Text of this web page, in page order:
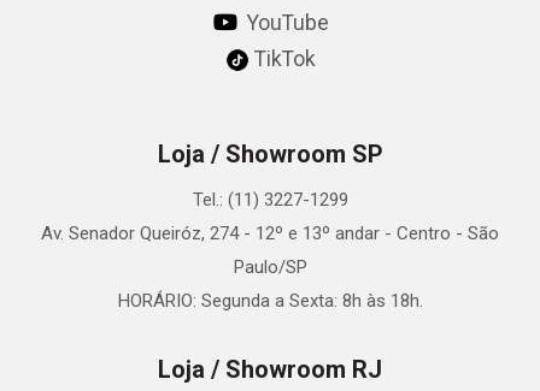
YouTube
TikTok
Loja / Showroom SP
Tel.: (11) 3227-1299
Av. Senador Queiróz, 274 - 12º e 13º andar - Centro - São
Paulo/SP
HORÁRIO: Segunda a Sexta: 8h às 18h.
Loja / Showroom RJ